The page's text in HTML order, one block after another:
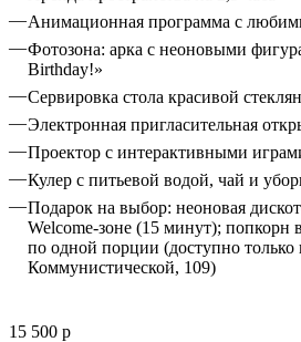
Анимационная программа с
Фотозона: арка с неоновыми
Birthday!»
Сервировка стола красивой
Электронная пригласительная
Проектор с интерактивными
Кулер с питьевой водой, чай и
Подарок на выбор: неоновая
Welcome-зоне (15 минут); попкорн
по одной порции (доступно только
Коммунистической, 109)
15 500 р